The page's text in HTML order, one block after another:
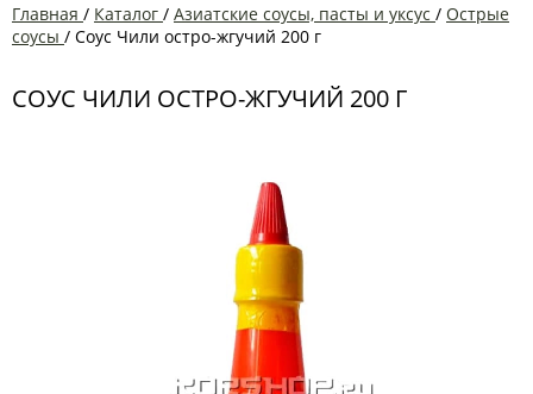
Главная / Каталог / Азиатские соусы, пасты и уксус / Острые
соусы / Соус Чили остро-жгучий 200 г
СОУС ЧИЛИ ОСТРО-ЖГУЧИЙ 200 Г